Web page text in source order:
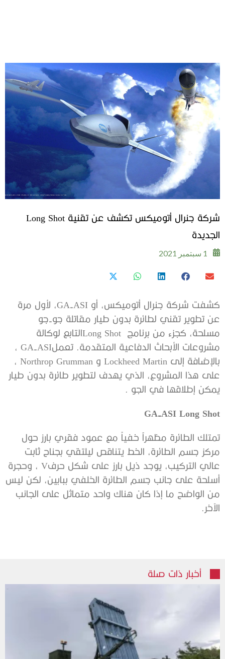
شركة جنرال أتوميكس تكشف عن تقنية Long Shot
الجديدة
1 سبتمبر 2021
كشفت شركة جنرال أتوميكس، أو GA-ASI، لأول مرة
عن تطوير تقني لطائرة بدون طيار مقاتلة جو-جو
مسلحة، كجزء من برنامج Long Shotالتابع لوكالة
مشروعات الأبحاث الدفاعية المتقدمة. تعملGA-ASI ،
بالإضافة إلى Lockheed Martin و Northrop Grumman ،
على هذا المشروع، الذي يهدف لتطوير طائرة بدون طيار
يمكن إطلاقها في الجو .
GA-ASI Long Shot
تمتلك الطائرة مظهراً خفياً مع عمود فقري بارز حول
مركز جسم الطائرة، الخط يتناقص ليلتقي بجناح ثابت
عالي التركيب، يوجد ذيل بارز على شكل حرفV ، وحجرة
أسلحة على جانب جسم الطائرة الخلفي ببابين، لكن ليس
من الواضح ما إذا كان هناك واحد متماثل على الجانب
الآخر.
أخبار ذات صلة